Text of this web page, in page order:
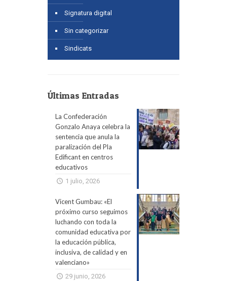
Signatura digital
Sin categorizar
Sindicats
Últimas Entradas
La Confederación
Gonzalo Anaya celebra la
sentencia que anula la
paralización del Pla
Edificant en centros
educativos
1 julio, 2026
Vicent Gumbau: «El
próximo curso seguimos
luchando con toda la
comunidad educativa por
la educación pública,
inclusiva, de calidad y en
valenciano»
29 junio, 2026